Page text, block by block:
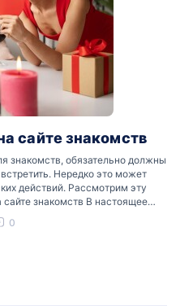
сайте знакомств
знакомств, обязательно должны
Нередко это может
действий. Рассмотрим эту
сайте знакомств В настоящее
0